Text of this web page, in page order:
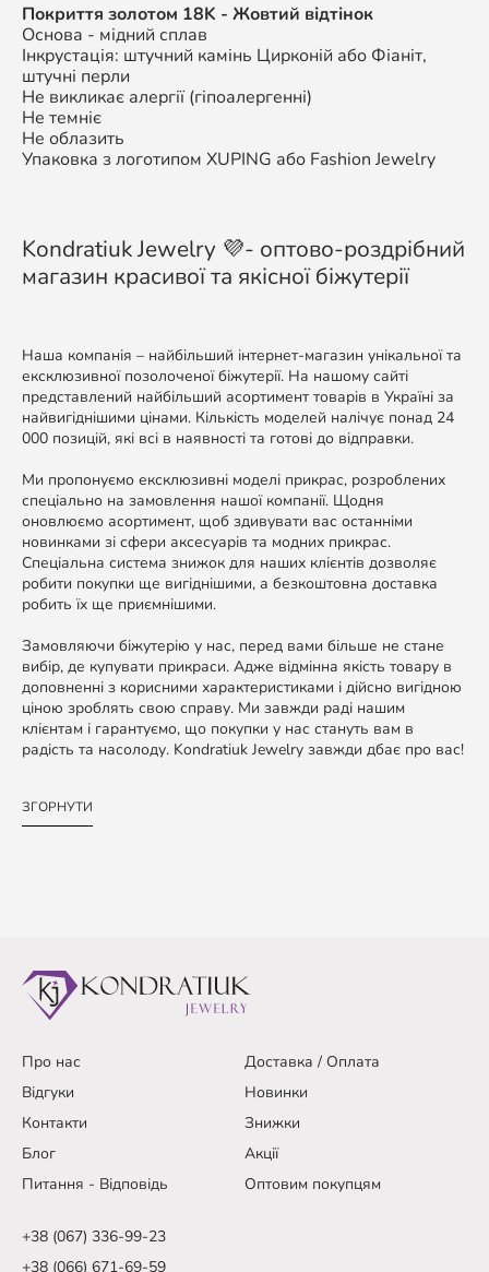
Покриття золотом 18K - Жовтий відтінок
Основа - мідний сплав
Інкрустація: штучний камінь Цирконій або Фіаніт,
штучні перли
Не викликає алергії (гіпоалергенні)
Не темніє
Не облазить
Упаковка з логотипом XUPING або Fashion Jewelry
Kondratiuk Jewelry 💜- оптово-роздрібний
магазин красивої та якісної біжутерії
Наша компанія – найбільший інтернет-магазин унікальної та
ексклюзивної позолоченої біжутерії. На нашому сайті
представлений найбільший асортимент товарів в Україні за
найвигіднішими цінами. Кількість моделей налічує понад 24
000 позицій, які всі в наявності та готові до відправки.
Ми пропонуємо ексклюзивні моделі прикрас, розроблених
спеціально на замовлення нашої компанії. Щодня
оновлюємо асортимент, щоб здивувати вас останніми
новинками зі сфери аксесуарів та модних прикрас.
Спеціальна система знижок для наших клієнтів дозволяє
робити покупки ще вигіднішими, а безкоштовна доставка
робить їх ще приємнішими.
Замовляючи біжутерію у нас, перед вами більше не стане
вибір, де купувати прикраси. Адже відмінна якість товару в
доповненні з корисними характеристиками і дійсно вигідною
ціною зроблять свою справу. Ми завжди раді нашим
клієнтам і гарантуємо, що покупки у нас стануть вам в
радість та насолоду. Kondratiuk Jewelry завжди дбає про вас!
ЗГОРНУТИ
Про нас
Доставка / Оплата
Відгуки
Новинки
Контакти
Знижки
Блог
Акції
Питання - Відповідь
Оптовим покупцям
+38 (067) 336-99-23
+38 (066) 671-69-59